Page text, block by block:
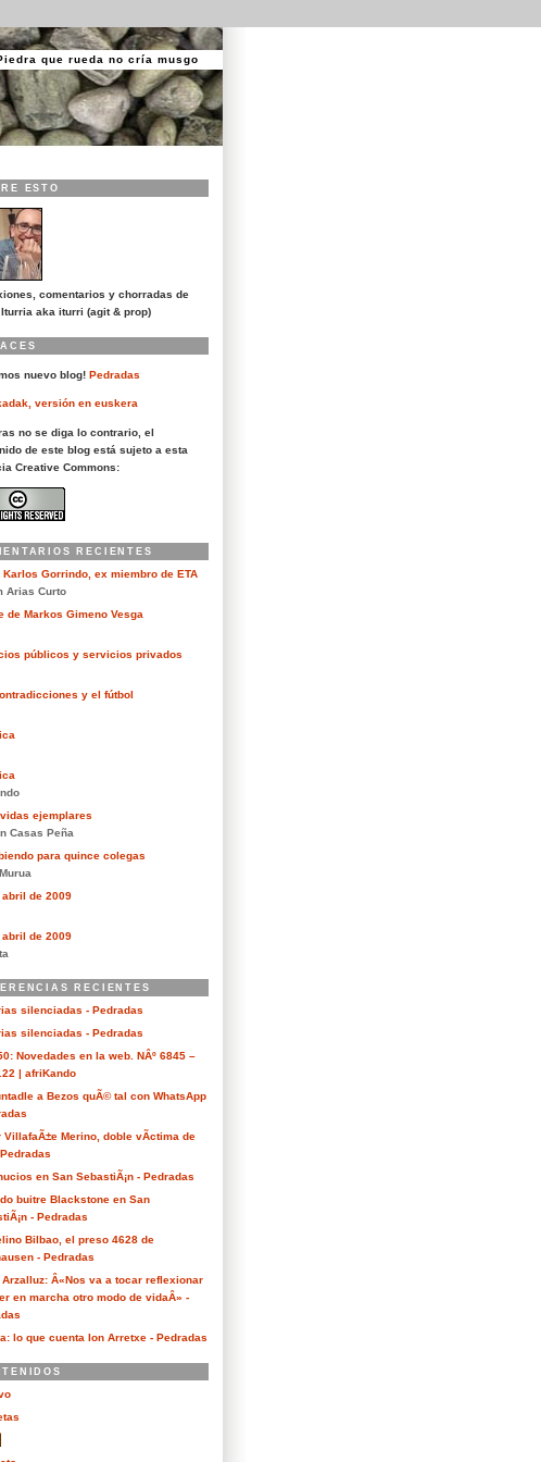
que rueda no cría musgo
ESTO
comentarios y chorradas de
Iturria aka iturri (agit & prop)
nuevo blog! Pedradas
versión en euskera
no se diga lo contrario, el
de este blog está sujeto a esta
Creative Commons:
RECIENTES
Karlos Gorrindo, ex miembro de ETA
Arias Curto
de Markos Gimeno Vesga
públicos y servicios privados
y el fútbol
ejemplares
Casas Peña
para quince colegas
abril de 2009
abril de 2009
RECIENTES
silenciadas - Pedradas
silenciadas - Pedradas
Novedades en la web. NÂº 6845 –
| afriKando
a Bezos quÃ© tal con WhatsApp
VillafaÃ±e Merino, doble vÃ­ctima de
Pedradas
en San SebastiÃ¡n - Pedradas
buitre Blackstone en San
- Pedradas
Bilbao, el preso 4628 de
- Pedradas
Arzalluz: Â«Nos va a tocar reflexionar
en marcha otro modo de vidaÂ» -
lo que cuenta Ion Arretxe - Pedradas